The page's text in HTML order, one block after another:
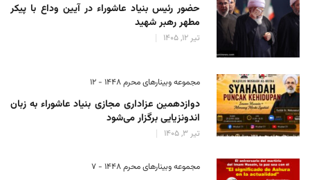
حضور رئیس‌ بنیاد عاشوراء در آیین وداع با پیکر
مطهر رهبر شهید
تیر 12, 1405
مجموعه وبینارهای محرم 1448 - 12
دوازدهمین عزاداری مجازی بنیاد عاشوراء به زبان
اندونزیایی برگزار می‌شود
تیر 3, 1405
مجموعه وبینارهای محرم 1448 - 7